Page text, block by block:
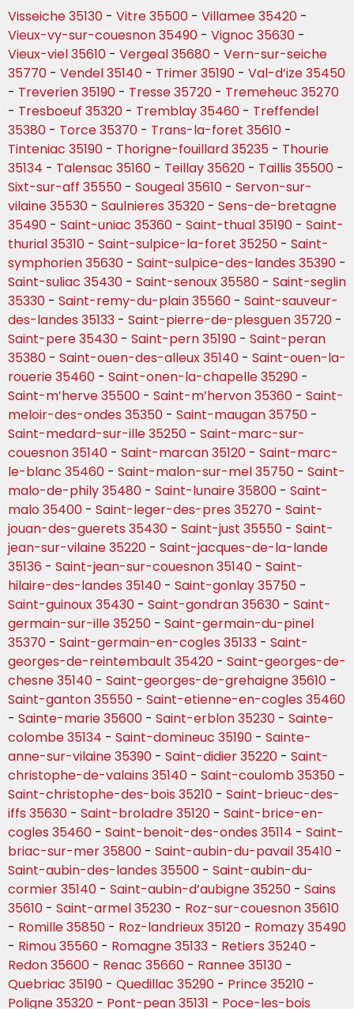
Visseiche 35130 - Vitre 35500 - Villamee 35420 -
Vieux-vy-sur-couesnon 35490 - Vignoc 35630 -
Vieux-viel 35610 - Vergeal 35680 - Vern-sur-seiche
35770 - Vendel 35140 - Trimer 35190 - Val-d’ize 35450
- Treverien 35190 - Tresse 35720 - Tremeheuc 35270
- Tresboeuf 35320 - Tremblay 35460 - Treffendel
35380 - Torce 35370 - Trans-la-foret 35610 -
Tinteniac 35190 - Thorigne-fouillard 35235 - Thourie
35134 - Talensac 35160 - Teillay 35620 - Taillis 35500 -
Sixt-sur-aff 35550 - Sougeal 35610 - Servon-sur-
vilaine 35530 - Saulnieres 35320 - Sens-de-bretagne
35490 - Saint-uniac 35360 - Saint-thual 35190 - Saint-
thurial 35310 - Saint-sulpice-la-foret 35250 - Saint-
symphorien 35630 - Saint-sulpice-des-landes 35390 -
Saint-suliac 35430 - Saint-senoux 35580 - Saint-seglin
35330 - Saint-remy-du-plain 35560 - Saint-sauveur-
des-landes 35133 - Saint-pierre-de-plesguen 35720 -
Saint-pere 35430 - Saint-pern 35190 - Saint-peran
35380 - Saint-ouen-des-alleux 35140 - Saint-ouen-la-
rouerie 35460 - Saint-onen-la-chapelle 35290 -
Saint-m’herve 35500 - Saint-m’hervon 35360 - Saint-
meloir-des-ondes 35350 - Saint-maugan 35750 -
Saint-medard-sur-ille 35250 - Saint-marc-sur-
couesnon 35140 - Saint-marcan 35120 - Saint-marc-
le-blanc 35460 - Saint-malon-sur-mel 35750 - Saint-
malo-de-phily 35480 - Saint-lunaire 35800 - Saint-
malo 35400 - Saint-leger-des-pres 35270 - Saint-
jouan-des-guerets 35430 - Saint-just 35550 - Saint-
jean-sur-vilaine 35220 - Saint-jacques-de-la-lande
35136 - Saint-jean-sur-couesnon 35140 - Saint-
hilaire-des-landes 35140 - Saint-gonlay 35750 -
Saint-guinoux 35430 - Saint-gondran 35630 - Saint-
germain-sur-ille 35250 - Saint-germain-du-pinel
35370 - Saint-germain-en-cogles 35133 - Saint-
georges-de-reintembault 35420 - Saint-georges-de-
chesne 35140 - Saint-georges-de-grehaigne 35610 -
Saint-ganton 35550 - Saint-etienne-en-cogles 35460
- Sainte-marie 35600 - Saint-erblon 35230 - Sainte-
colombe 35134 - Saint-domineuc 35190 - Sainte-
anne-sur-vilaine 35390 - Saint-didier 35220 - Saint-
christophe-de-valains 35140 - Saint-coulomb 35350 -
Saint-christophe-des-bois 35210 - Saint-brieuc-des-
iffs 35630 - Saint-broladre 35120 - Saint-brice-en-
cogles 35460 - Saint-benoit-des-ondes 35114 - Saint-
briac-sur-mer 35800 - Saint-aubin-du-pavail 35410 -
Saint-aubin-des-landes 35500 - Saint-aubin-du-
cormier 35140 - Saint-aubin-d’aubigne 35250 - Sains
35610 - Saint-armel 35230 - Roz-sur-couesnon 35610
- Romille 35850 - Roz-landrieux 35120 - Romazy 35490
- Rimou 35560 - Romagne 35133 - Retiers 35240 -
Redon 35600 - Renac 35660 - Rannee 35130 -
Quebriac 35190 - Quedillac 35290 - Prince 35210 -
Poligne 35320 - Pont-pean 35131 - Poce-les-bois